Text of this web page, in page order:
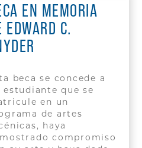
EN MEMORIA
EDWARD C.
beca se concede a
estudiante que se
en un
de artes
haya
compromiso